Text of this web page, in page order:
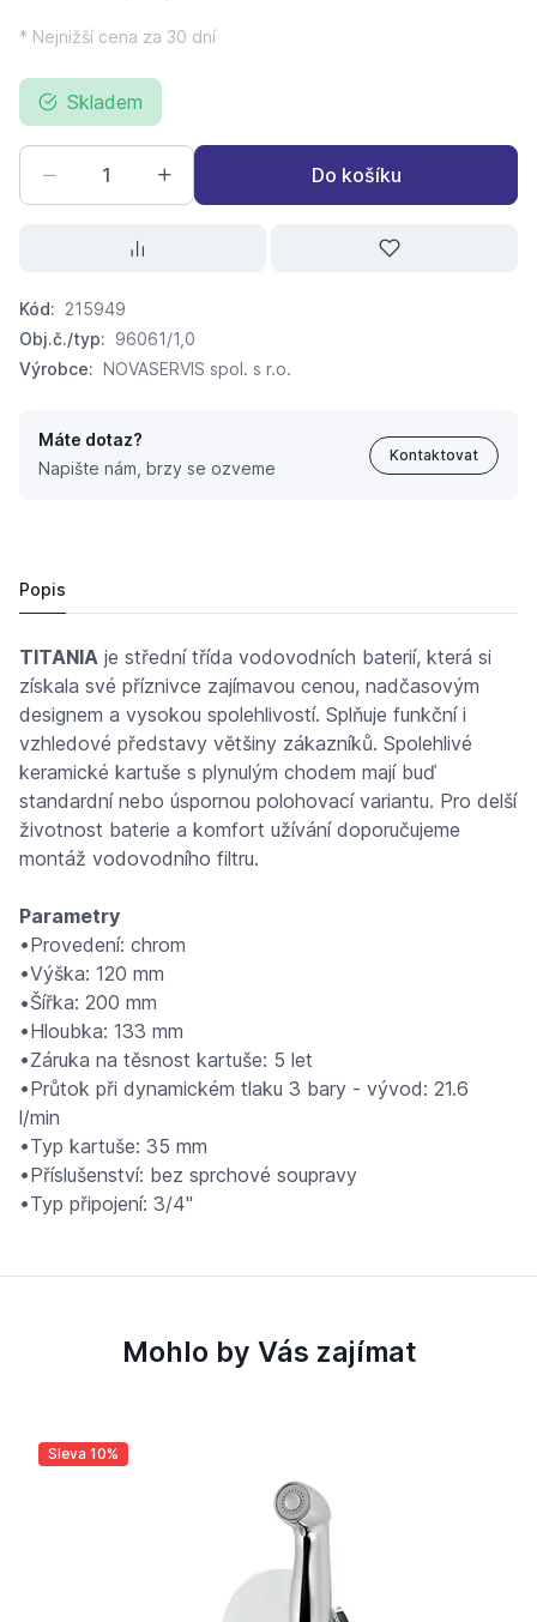
* Nejnižší cena za 30 dní
Skladem
Do košíku
Kód: 215949
Obj.č./typ: 96061/1,0
Výrobce: NOVASERVIS spol. s r.o.
Máte dotaz?
Napište nám, brzy se ozveme
Kontaktovat
Popis
TITANIA je střední třída vodovodních baterií, která si
získala své příznivce zajímavou cenou, nadčasovým
designem a vysokou spolehlivostí. Splňuje funkční i
vzhledové představy většiny zákazníků. Spolehlivé
keramické kartuše s plynulým chodem mají buď
standardní nebo úspornou polohovací variantu. Pro delší
životnost baterie a komfort užívání doporučujeme
montáž vodovodního filtru.
Parametry
•Provedení: chrom
•Výška: 120 mm
•Šířka: 200 mm
•Hloubka: 133 mm
•Záruka na těsnost kartuše: 5 let
•Průtok při dynamickém tlaku 3 bary - vývod: 21.6
l/min
•Typ kartuše: 35 mm
•Příslušenství: bez sprchové soupravy
•Typ připojení: 3/4"
Mohlo by Vás zajímat
Sleva 10%